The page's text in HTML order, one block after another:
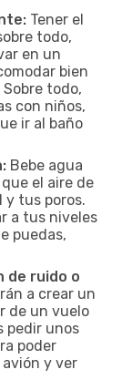
Tener el
todo,
en un
bien
todo,
con niños,
ir al baño
Bebe agua
el aire de
y tus poros.
a tus niveles
puedas,
de ruido o
a crear un
de un vuelo
pedir unos
poder
y ver